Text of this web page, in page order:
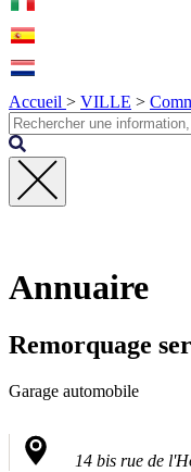
Accueil > VILLE >
Fermer
Annuaire
Remorquage
Garage automobile
14 bis rue de